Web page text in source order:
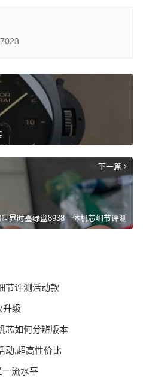
下一篇
界时墨绿盘8938一体机芯细节评测
节评测活动款
升级
芯如何分辨版本
动,超高性价比
流水平